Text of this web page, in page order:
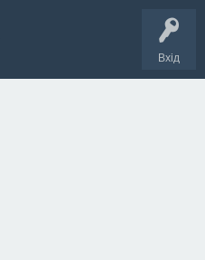
Вхід